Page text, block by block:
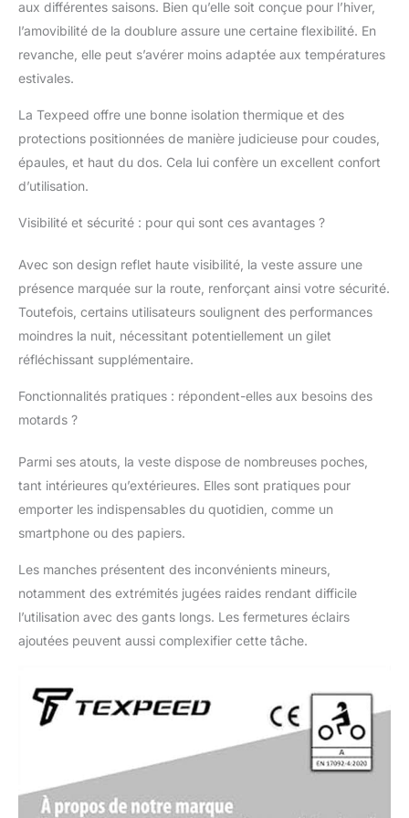
aux différentes saisons. Bien qu’elle soit conçue pour l’hiver,
l’amovibilité de la doublure assure une certaine flexibilité. En
revanche, elle peut s’avérer moins adaptée aux températures
estivales.
La Texpeed offre une bonne isolation thermique et des
protections positionnées de manière judicieuse pour coudes,
épaules, et haut du dos. Cela lui confère un excellent confort
d’utilisation.
Visibilité et sécurité : pour qui sont ces avantages ?
Avec son design reflet haute visibilité, la veste assure une
présence marquée sur la route, renforçant ainsi votre sécurité.
Toutefois, certains utilisateurs soulignent des performances
moindres la nuit, nécessitant potentiellement un gilet
réfléchissant supplémentaire.
Fonctionnalités pratiques : répondent-elles aux besoins des
motards ?
Parmi ses atouts, la veste dispose de nombreuses poches,
tant intérieures qu’extérieures. Elles sont pratiques pour
emporter les indispensables du quotidien, comme un
smartphone ou des papiers.
Les manches présentent des inconvénients mineurs,
notamment des extrémités jugées raides rendant difficile
l’utilisation avec des gants longs. Les fermetures éclairs
ajoutées peuvent aussi complexifier cette tâche.